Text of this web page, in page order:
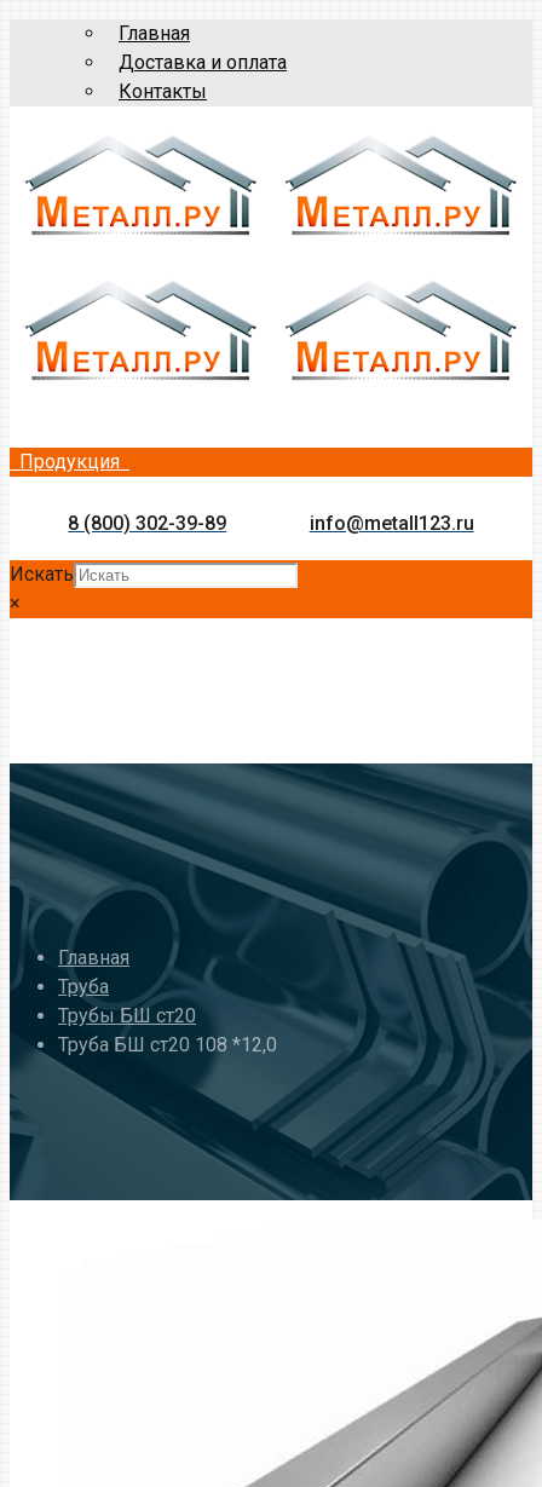
Главная
Доставка и оплата
Контакты
Продукция
8 (800) 302-39-89 info@metall123.ru
Искать
×
Главная
Труба
Трубы БШ ст20
Труба БШ ст20 108 *12,0